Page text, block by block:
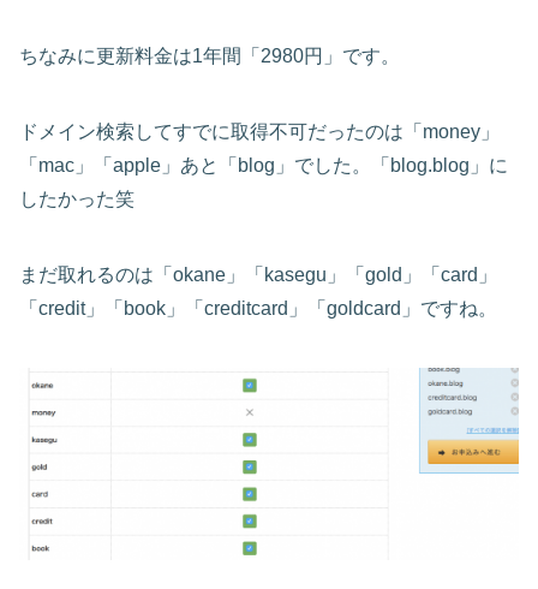
ちなみに更新料金は1年間「2980円」です。
ドメイン検索してすでに取得不可だったのは「money」
「mac」「apple」あと「blog」でした。「blog.blog」に
したかった笑
まだ取れるのは「okane」「kasegu」「gold」「card」
「credit」「book」「creditcard」「goldcard」ですね。